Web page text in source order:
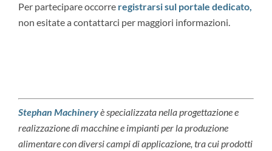
Per partecipare occorreregistrarsi sul portale dedicato,
non esitate a contattarci per maggiori informazioni.
Stephan Machineryè specializzata nella progettazione e
realizzazione di macchine e impianti per la produzione
alimentare con diversi campi di applicazione, tra cui prodotti